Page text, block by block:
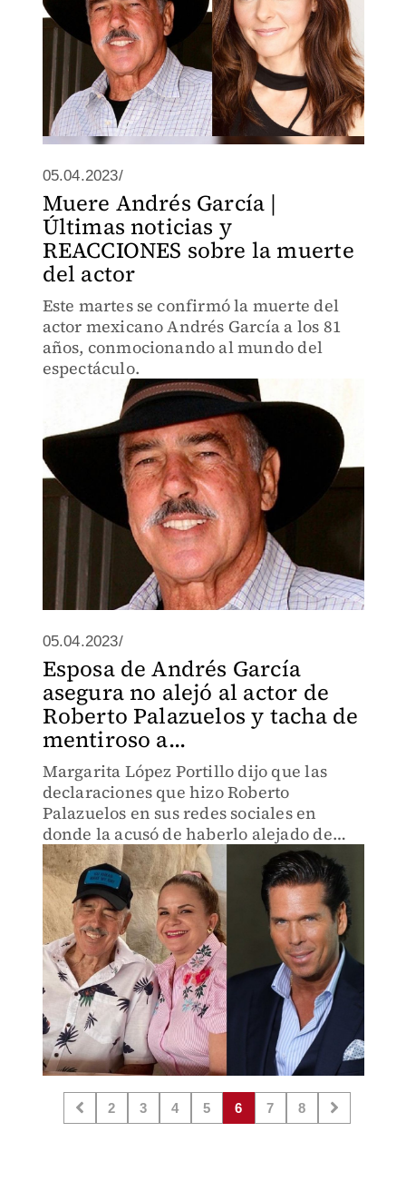
05.04.2023/
Muere Andrés García |
Últimas noticias y
REACCIONES sobre la muerte
del actor
Este martes se confirmó la muerte del
actor mexicano Andrés García a los 81
años, conmocionando al mundo del
espectáculo.
05.04.2023/
Esposa de Andrés García
asegura no alejó al actor de
Roberto Palazuelos y tacha de
mentiroso a...
Margarita López Portillo dijo que las
declaraciones que hizo Roberto
Palazuelos en sus redes sociales en
donde la acusó de haberlo alejado de
Andrés García son falsas.
2 3 4 5 6 7 8